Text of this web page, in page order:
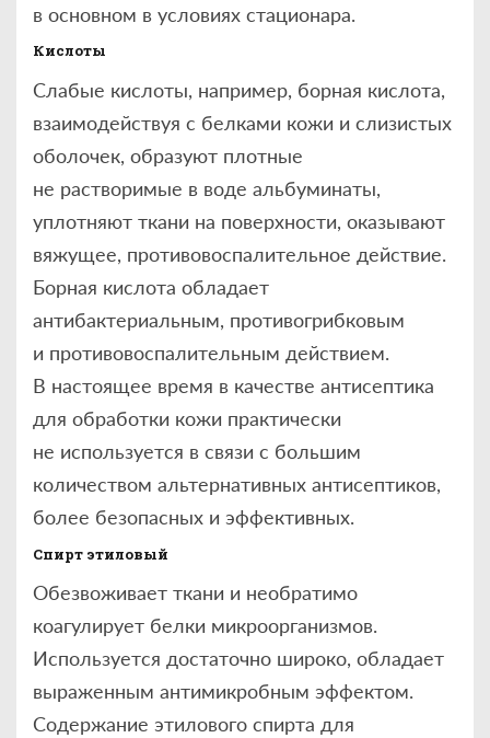
в основном в условиях стационара.
Кислоты
Слабые кислоты, например, борная кислота,
взаимодействуя с белками кожи и слизистых
оболочек, образуют плотные
не растворимые в воде альбуминаты,
уплотняют ткани на поверхности, оказывают
вяжущее, противовоспалительное действие.
Борная кислота обладает
антибактериальным, противогрибковым
и противовоспалительным действием.
В настоящее время в качестве антисептика
для обработки кожи практически
не используется в связи с большим
количеством альтернативных антисептиков,
более безопасных и эффективных.
Спирт этиловый
Обезвоживает ткани и необратимо
коагулирует белки микроорганизмов.
Используется достаточно широко, обладает
выраженным антимикробным эффектом.
Содержание этилового спирта для